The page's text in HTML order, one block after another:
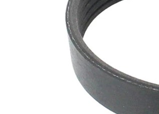
Kaburga
sayısı
5
SVHC
Kayış
malzemesi
EPDM
(Etilen
Propilen
Kauçuk)